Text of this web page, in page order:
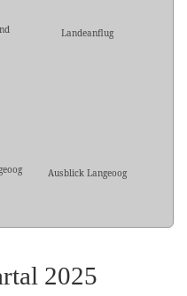
Landeanflug
Ausblick Langeoog
2025